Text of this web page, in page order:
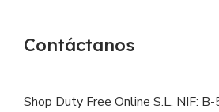
Contáctanos
Shop Duty Free Online S.L. NIF: